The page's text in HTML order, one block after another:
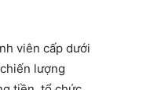
viên cấp dưới
lượng